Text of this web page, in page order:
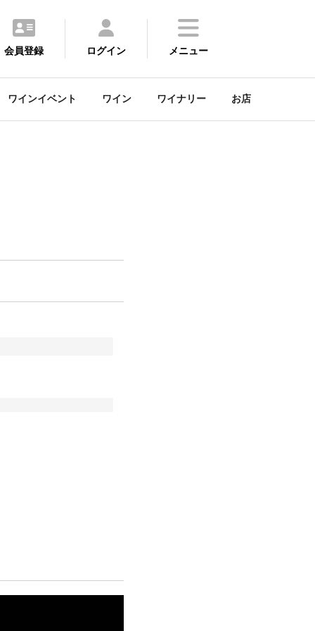
会員登録 ログイン メニュー
ワインイベント ワイン ワイナリー お店